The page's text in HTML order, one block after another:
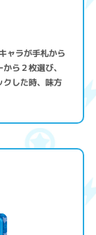
ャラが手札から
ら２枚選び、
クした時、味方